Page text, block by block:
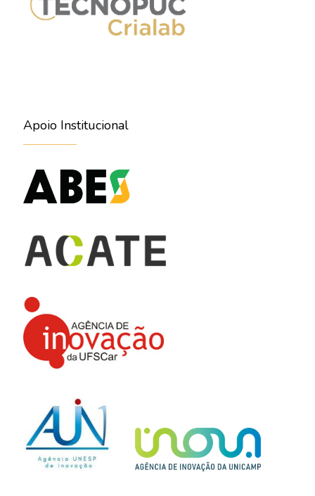
Apoio Institucional